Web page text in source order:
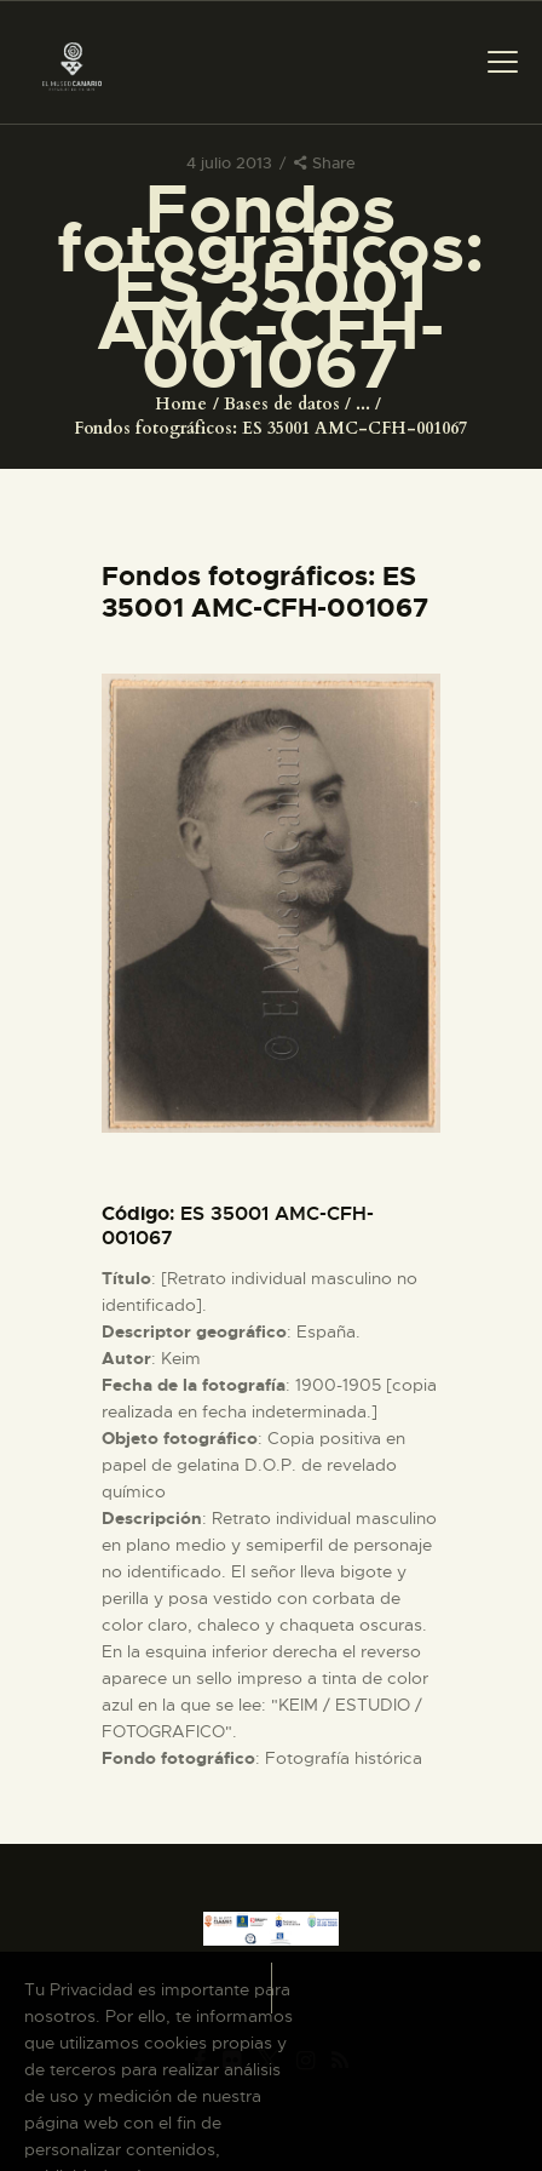
4 julio 2013 Share
Fondos
fotográficos:
ES 35001
AMC-CFH-
001067
Home Bases de datos
...
Fondos fotográficos: ES 35001 AMC-CFH-001067
PREPARAR LA VISITA
ACTIVIDADES
█
EL MUSEO
DIDÁCTICA
PREPARAR LA VISITA
ACTIVIDADES
EL MUSEO
COLECCIONES
DIDÁCTICA
Fondos fotográficos: ES
35001 AMC-CFH-001067
Código: ES 35001 AMC-CFH-
001067
Título: [Retrato individual masculino no
identificado].
Descriptor geográfico: España.
Autor: Keim
Fecha de la fotografía: 1900-1905 [copia
realizada en fecha indeterminada.]
Objeto fotográfico: Copia positiva en
papel de gelatina D.O.P. de revelado
químico
Descripción: Retrato individual masculino
en plano medio y semiperfil de personaje
no identificado. El señor lleva bigote y
perilla y posa vestido con corbata de
color claro, chaleco y chaqueta oscuras.
En la esquina inferior derecha el reverso
aparece un sello impreso a tinta de color
azul en la que se lee: "KEIM / ESTUDIO /
FOTOGRAFICO".
Fondo fotográfico: Fotografía histórica
Tu Privacidad es importante para
nosotros. Por ello, te informamos
que utilizamos cookies propias y
de terceros para realizar análisis
de uso y medición de nuestra
página web con el fin de
personalizar contenidos,